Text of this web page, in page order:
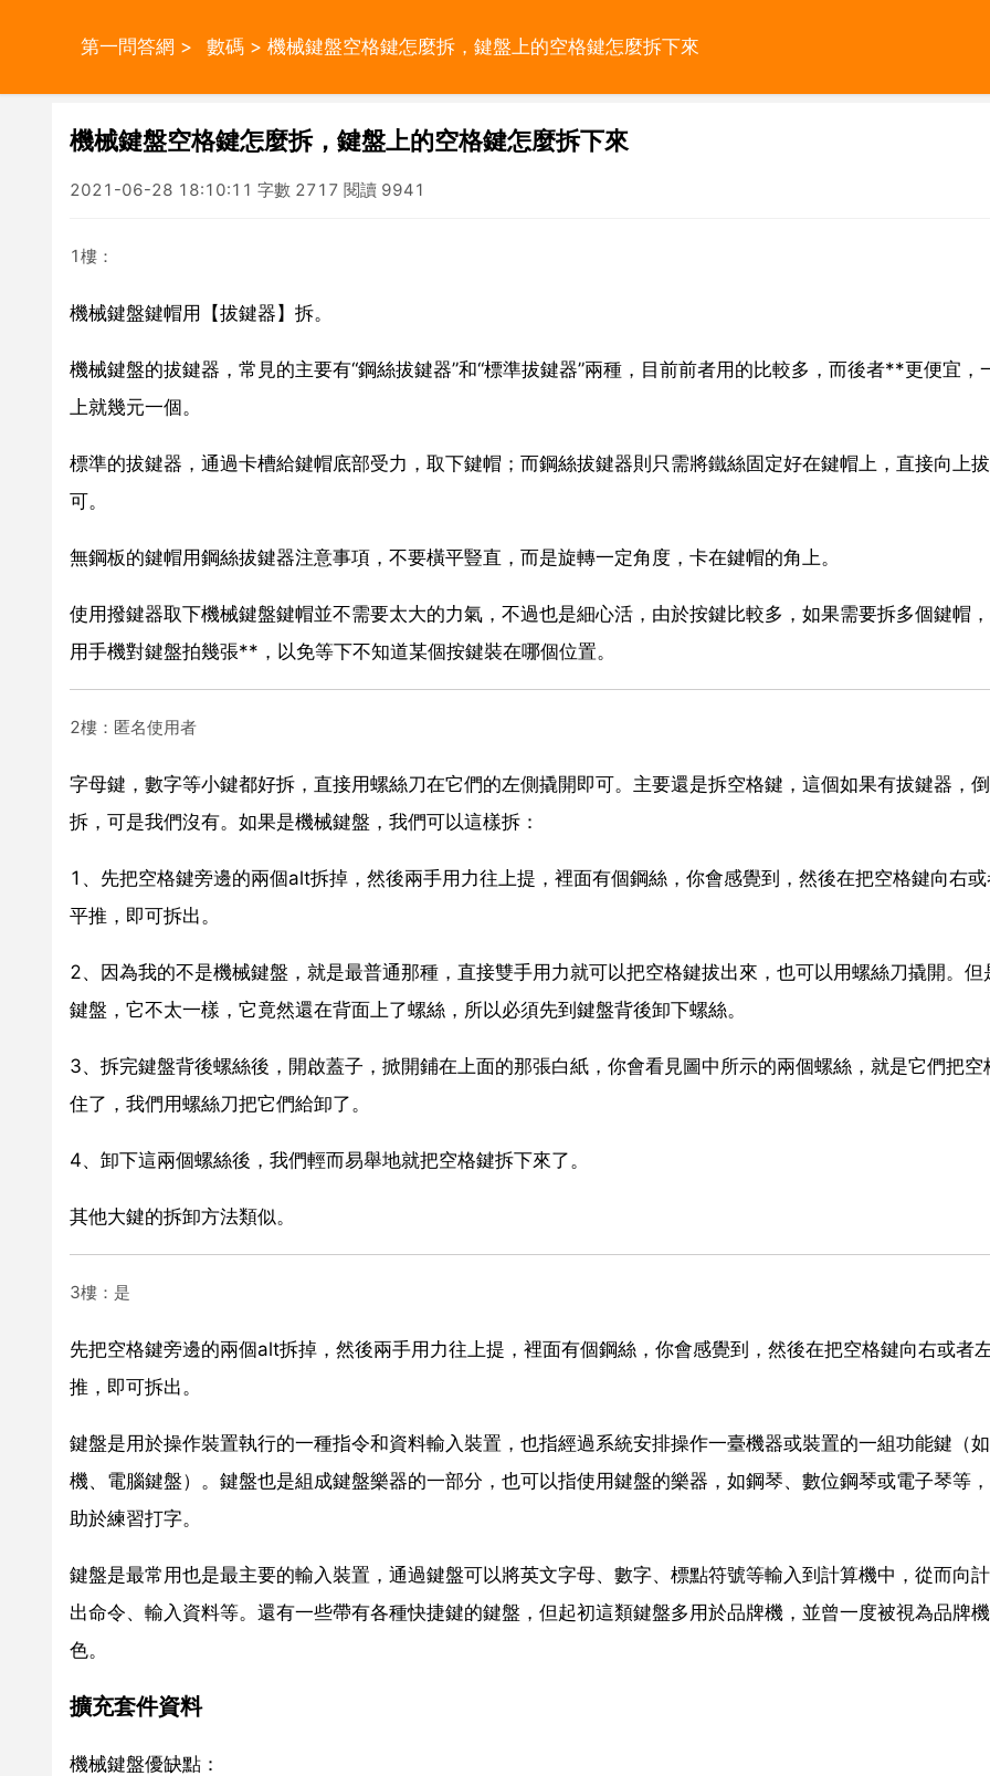
第一問答網 > 數碼 > 機械鍵盤空格鍵怎麼拆，鍵盤上的空格鍵怎麼拆下來
機械鍵盤空格鍵怎麼拆，鍵盤上的空格鍵怎麼拆下來
2021-06-28 18:10:11 字數 2717 閱讀 9941
1樓：
機械鍵盤鍵帽用【拔鍵器】拆。
機械鍵盤的拔鍵器，常見的主要有“鋼絲拔鍵器”和“標準拔鍵器”兩種，目前前者用的比較多，而後者**更便宜，
上就幾元一個。
標準的拔鍵器，通過卡槽給鍵帽底部受力，取下鍵帽；而鋼絲拔鍵器則只需將鐵絲固定好在鍵帽上，直接向上
可。
無鋼板的鍵帽用鋼絲拔鍵器注意事項，不要橫平豎直，而是旋轉一定角度，卡在鍵帽的角上。
使用撥鍵器取下機械鍵盤鍵帽並不需要太大的力氣，不過也是細心活，由於按鍵比較多，如果需要拆多個鍵帽
用手機對鍵盤拍幾張**，以免等下不知道某個按鍵裝在哪個位置。
2樓：匿名使用者
字母鍵，數字等小鍵都好拆，直接用螺絲刀在它們的左側撬開即可。主要還是拆空格鍵，這個如果有拔鍵器，
拆，可是我們沒有。如果是機械鍵盤，我們可以這樣拆：
1、先把空格鍵旁邊的兩個alt拆掉，然後兩手用力往上提，裡面有個鋼絲，你會感覺到，然後在把空格鍵向右
平推，即可拆出。
2、因為我的不是機械鍵盤，就是最普通那種，直接雙手用力就可以把空格鍵拔出來，也可以用螺絲刀撬開。但
鍵盤，它不太一樣，它竟然還在背面上了螺絲，所以必須先到鍵盤背後卸下螺絲。
3、拆完鍵盤背後螺絲後，開啟蓋子，掀開鋪在上面的那張白紙，你會看見圖中所示的兩個螺絲，就是它們把空
住了，我們用螺絲刀把它們給卸了。
4、卸下這兩個螺絲後，我們輕而易舉地就把空格鍵拆下來了。
其他大鍵的拆卸方法類似。
3樓：是
先把空格鍵旁邊的兩個alt拆掉，然後兩手用力往上提，裡面有個鋼絲，你會感覺到，然後在把空格鍵向右或者
推，即可拆出。
鍵盤是用於操作裝置執行的一種指令和資料輸入裝置，也指經過系統安排操作一臺機器或裝置的一組功能鍵（
機、電腦鍵盤）。鍵盤也是組成鍵盤樂器的一部分，也可以指使用鍵盤的樂器，如鋼琴、數位鋼琴或電子琴等
助於練習打字。
鍵盤是最常用也是最主要的輸入裝置，通過鍵盤可以將英文字母、數字、標點符號等輸入到計算機中，從而向
出命令、輸入資料等。還有一些帶有各種快捷鍵的鍵盤，但起初這類鍵盤多用於品牌機，並曾一度被視為品牌
色。
擴充套件資料
機械鍵盤優缺點：